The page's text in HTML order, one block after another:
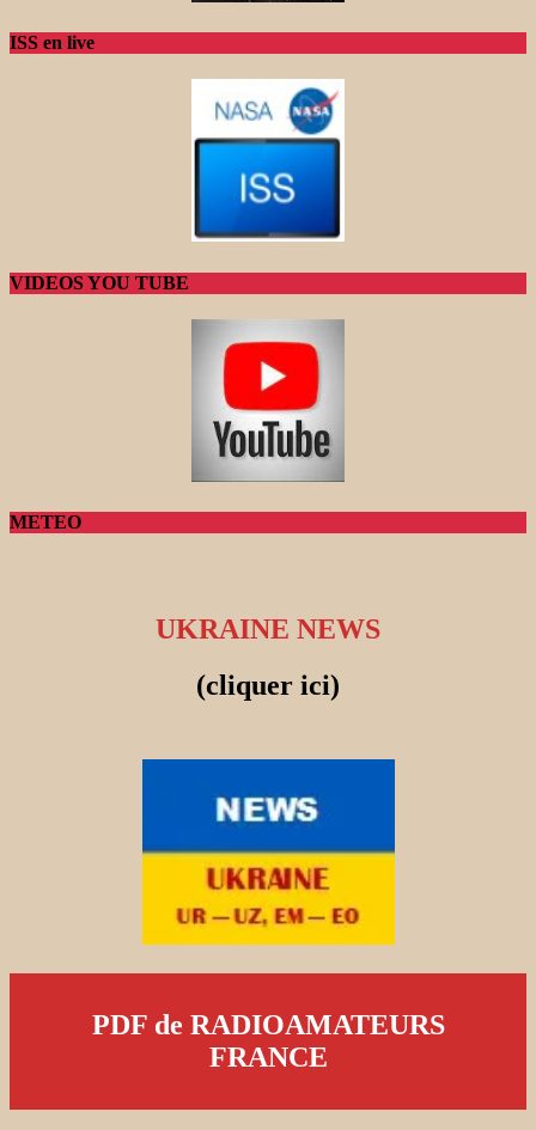
ISS en live
VIDEOS YOU TUBE
METEO
UKRAINE NEWS
(cliquer ici)
PDF de RADIOAMATEURS
FRANCE